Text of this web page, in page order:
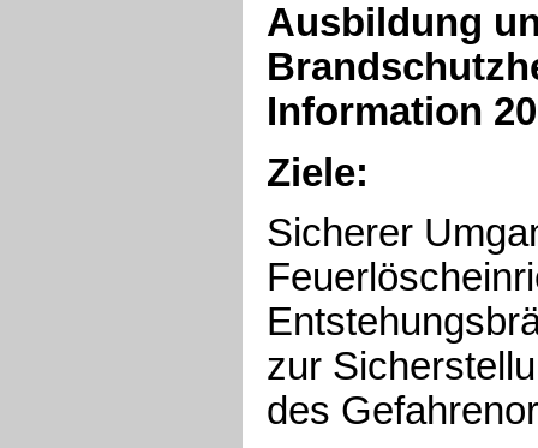
Ausbildung
Information
Ziele:
Sicherer
zur
des